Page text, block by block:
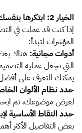
الخيار 2: ابتكرها بنفسك
إذا كنت قد عملت في
المؤشرات لتبدأ:
أدوات مجانية: هناك
التي تجعل عملية
يمكنك التعرف على أفضل
حدد نظام الألوان
لعرض موضوعك، ثم ابحث
حدد النقاط الأساسية
بعض التفاصيل الأكثر